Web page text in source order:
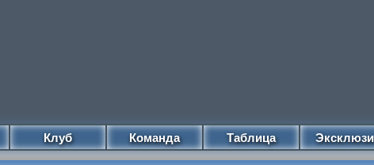
Клуб Команда Таблица